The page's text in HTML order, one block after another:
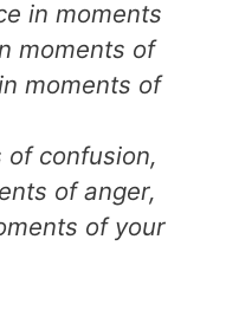
in moments
moments of
moments of
of confusion,
of anger,
of your